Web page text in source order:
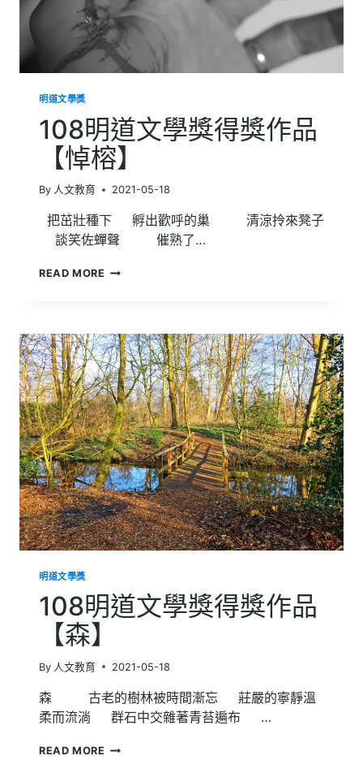
娃】
明道文學獎
108明道文學獎得獎作品
【悼榕】
By 人文教育 2021-05-18
把茁壯種下 孵出歡呼的巢 清涼拎來凳子
談笑佐蟬聲 催熟了…
READ MORE 108
學
獎
得
獎
作
品
【悼
榕】
明道文學獎
108明道文學獎得獎作品
【森】
By 人文教育 2021-05-18
森 古老的樹林被時間漸忘 莊嚴的寧靜溫
柔而流淌 群石中交雜著青苔遍布 …
READ MORE 108